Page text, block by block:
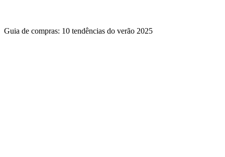
Guia de compras: 10 tendências do verão 2025